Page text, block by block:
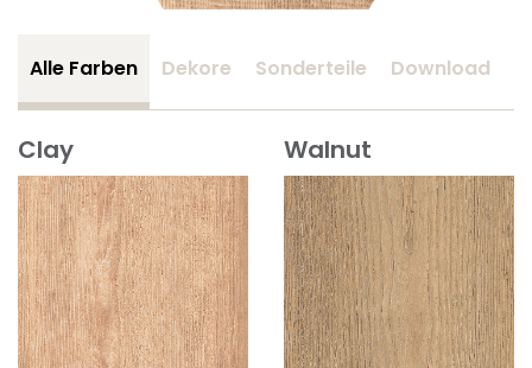
Alle Farben Dekore Sonderteile Download
Clay Walnut